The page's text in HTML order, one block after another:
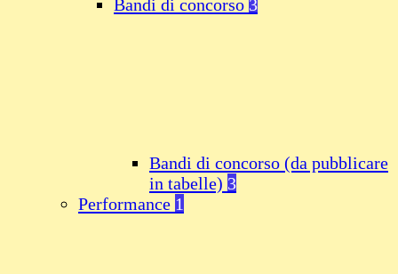
Bandi di concorso 3
Bandi di concorso (da pubblicare
in tabelle) 3
Performance 1